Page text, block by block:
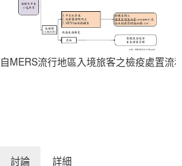
自MERS流行地區入境旅客之檢疫處置流程
討論 詳細